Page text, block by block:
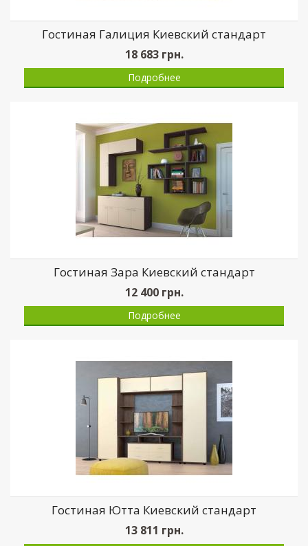
Гостиная Галиция Киевский стандарт
18 683грн.
Подробнее
Гостиная Зара Киевский стандарт
12 400грн.
Подробнее
Гостиная Ютта Киевский стандарт
13 811 грн.